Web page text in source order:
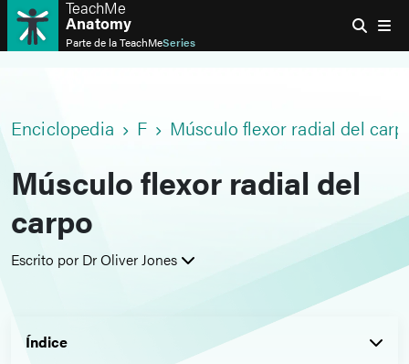
TeachMe
Anatomy
Parte de laTeachMeSeries
Enciclopedia F Músculo flexor radial del
Músculo flexor radial del
carpo
Escrito por Dr Oliver Jones
Índice